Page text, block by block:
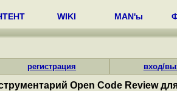
WIKI MAN'ы
регистрация вход/
Open Code Review